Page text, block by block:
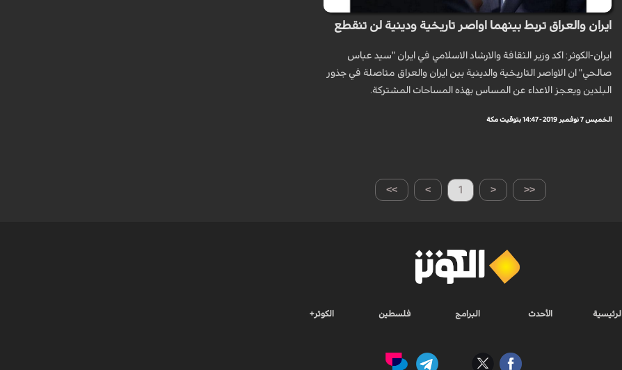
ايران والعراق تربط بينهما اواصر تاريخية ودينية لن تنقطع
ايران-الكوثر: اكد وزير الثقافة والارشاد الاسلامي في ايران "سيد عباس
صالحي" ان الاواصر التاريخية والدينية بين ايران والعراق متاصلة في جذور
البلدين ويعجز الاعداء عن المساس بهذه المساحات المشتركة.
الخميس 7 نوفمبر 2019 - 14:47 بتوقيت مكة
>> > 1 < <<
الرئيسية الأحدث البرامج فلسطين الكوثر+